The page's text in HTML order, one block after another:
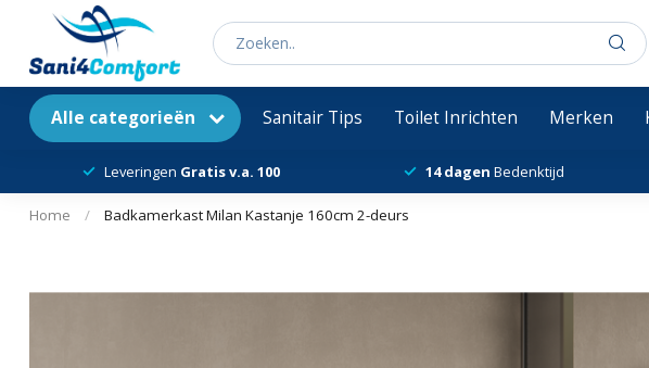
Alle categorieën Sanitair Tips Toilet Inrichten Merken
Leveringen Gratis v.a. 100 14 dagen Bedenktijd
Home / Badkamerkast Milan Kastanje 160cm 2-deurs